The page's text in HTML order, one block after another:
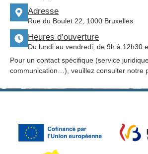
Adresse
Rue du Boulet 22, 1000 Bruxelles
Heures d’ouverture
Du lundi au vendredi, de 9h à 12h30
Pour un contact spécifique (service
communication…), veuillez consulter notre